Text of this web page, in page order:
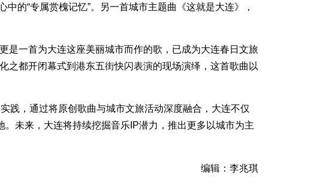
的“专属赏槐记忆”。另一首城市主题曲《这就是大连》，
是一首为大连这座美丽城市而作的歌，已成为大连春日文旅
之都开闭幕式到港东五街快闪表演的现场演绎，这首歌曲以
践，通过将原创歌曲与城市文旅活动深度融合，大连不仅
未来，大连将持续挖掘音乐IP潜力，推出更多以城市为主
编辑：李兆琪